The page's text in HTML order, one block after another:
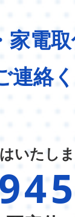
家電
連絡
いたしま